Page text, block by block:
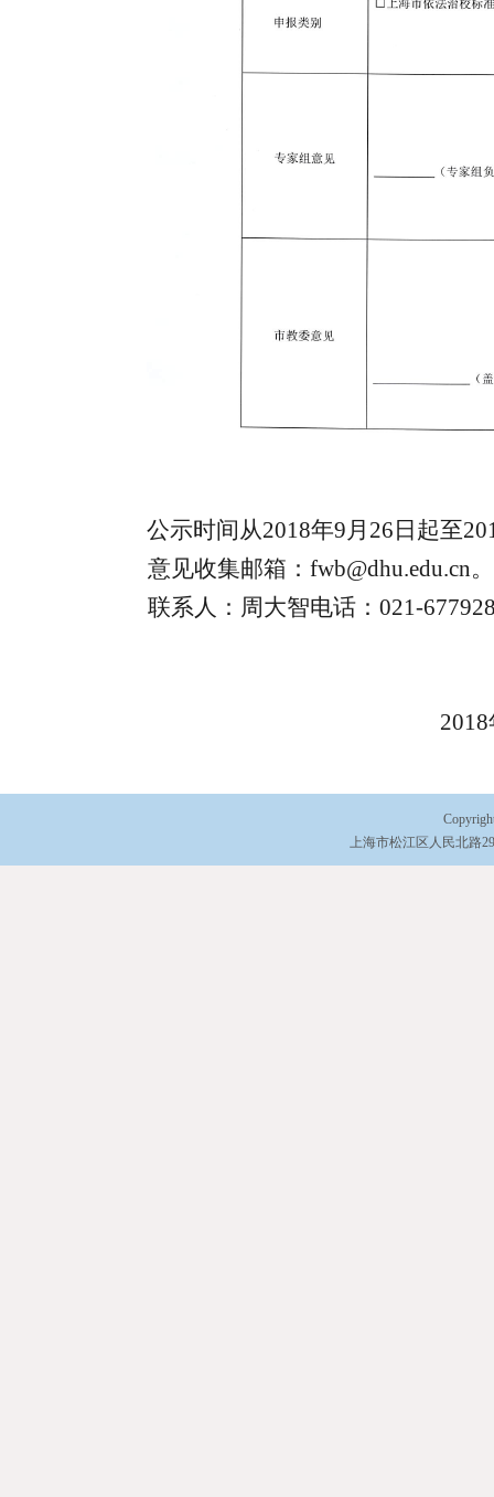
公示时间从2018年9月 26 日起至
意见收集邮箱： fwb@dhu.edu.cn。
联系人：周大智电话： 021-
2018
上海市松江区人民北路